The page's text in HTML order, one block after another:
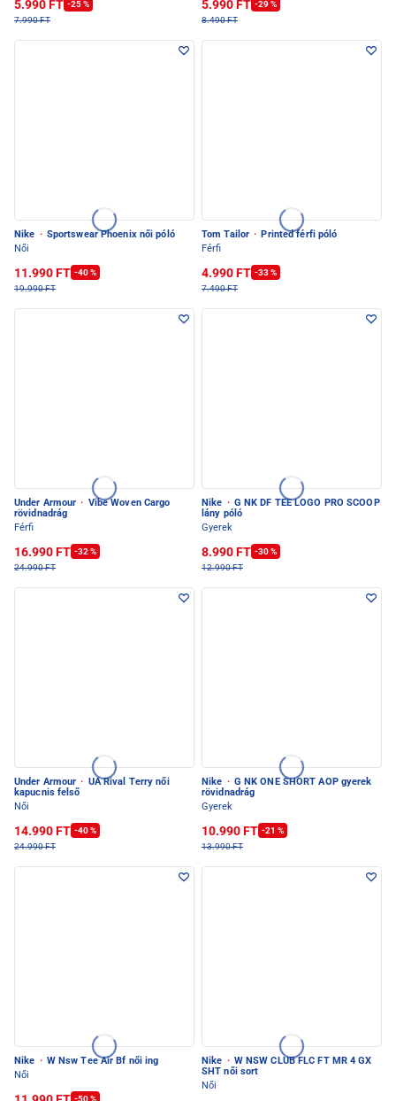
5.990 FT -25 %
7.990 FT
5.990 FT -29 %
8.490 FT
Nike · Sportswear Phoenix női póló
Női
11.990 FT -40 %
19.990 FT
Tom Tailor · Printed férfi póló
Férfi
4.990 FT -33 %
7.490 FT
Under Armour · Vibe Woven Cargo
rövidnadrág
Férfi
16.990 FT -32 %
24.990 FT
Nike · G NK DF TEE LOGO PRO SCOOP
lány póló
Gyerek
8.990 FT -30 %
12.990 FT
Under Armour · UA Rival Terry női
kapucnis felső
Női
14.990 FT -40 %
24.990 FT
Nike · G NK ONE SHORT AOP gyerek
rövidnadrág
Gyerek
10.990 FT -21 %
13.990 FT
Nike · W Nsw Tee Air Bf női ing
Női
-50 %
Nike · W NSW CLUB FLC FT MR 4 GX
SHT női sort
Női